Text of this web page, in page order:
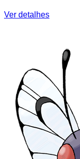
Ver detalhes